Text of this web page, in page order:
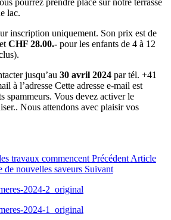
lac.
inscription uniquement. Son prix est de
CHF 28.00.- pour les enfants de 4 à 12
jusqu’au 30 avril 2024 par tél. +41
à l’adresse Cette adresse e-mail est
spammeurs. Vous devez activer le
. Nous attendons avec plaisir vos
travaux commencent Précédent Article
nouvelles saveurs Suivant